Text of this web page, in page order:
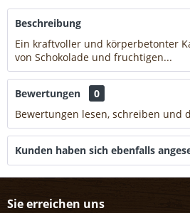
Beschreibung
Ein kraftvoller und körperbetonter
von Schokolade und fruchtigen...
Bewertungen
0
Bewertungen lesen, schreiben und
Kunden haben sich ebenfalls
Sie erreichen uns